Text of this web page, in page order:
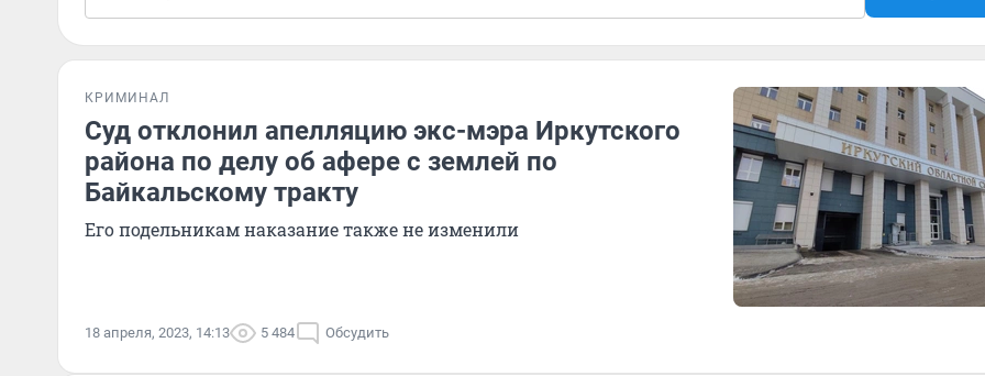
КРИМИНАЛ
Суд отклонил апелляцию экс-мэра Иркутского
района по делу об афере с землей по
Байкальскому тракту
Его подельникам наказание также не изменили
18 апреля, 2023, 14:13 5 484 Обсудить